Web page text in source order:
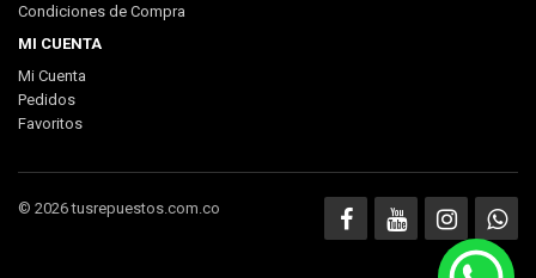
Condiciones de Compra
MI CUENTA
Mi Cuenta
Pedidos
Favoritos
© 2026 tusrepuestos.com.co